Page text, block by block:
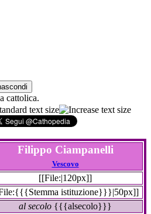
cattolica.
Filippo Ciampanelli
Vescovo
[[File:|120px]]
istituzione}}}|50px]]
al secolo {{{alsecolo}}}